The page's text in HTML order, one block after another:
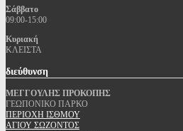
Σάββατο
09:00-15:00
Κυριακή
ΚΛΕΙΣΤΑ
διεύθυνση
ΜΕΓΓΟΥΛΗΣ ΠΡΟΚΟΠΗΣ
ΓΕΩΠΟΝΙΚΟ ΠΑΡΚΟ
ΠΕΡΙΟΧΗ ΙΣΘΜΟΥ
ΑΓΙΟΥ ΣΩΖΟΝΤΟΣ